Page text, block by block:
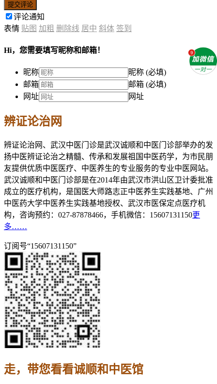
提交评论
评论通知
表情 贴图 加粗 删除线 居中 斜体 签到
Hi，您需要填写昵称和邮箱！
昵称
昵称 (必填)
邮箱
邮箱 (必填)
网址
网址
辨证论治网
辨证论治网、武汉中医门诊是武汉诚顺和中医门诊部举办的发
扬中医辨证论治之精髓、传承和发展祖国中医药学，为市民朋
友提供优质中医医疗、中医养生的专业服务的专业中医网站。
武汉诚顺和中医门诊部是在2014年由武汉市洪山区卫计委批准
成立的医疗机构，是国医大师路志正中医养生实践基地、广州
中医药大学中医养生实践基地授权、武汉市医保定点医疗机
构，咨询预约：027-87878466，手机微信：15607131150更
多……
订阅号“15607131150”
走，带您看看诚顺和中医馆